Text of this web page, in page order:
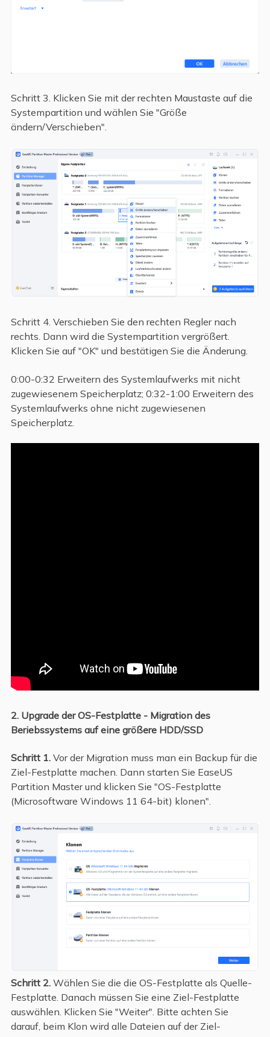
Schritt 3. Klicken Sie mit der rechten Maustaste auf die
Systempartition und wählen Sie "Größe
ändern/Verschieben".
Schritt 4. Verschieben Sie den rechten Regler nach
rechts. Dann wird die Systempartition vergrößert.
Klicken Sie auf "OK" und bestätigen Sie die Änderung.
0:00-0:32 Erweitern des Systemlaufwerks mit nicht
zugewiesenem Speicherplatz; 0:32-1:00 Erweitern des
Systemlaufwerks ohne nicht zugewiesenen
Speicherplatz.
2. Upgrade der OS-Festplatte - Migration des
Beriebssystems auf eine größere HDD/SSD
Schritt 1. Vor der Migration muss man ein Backup für die
Ziel-Festplatte machen. Dann starten Sie EaseUS
Partition Master und klicken Sie "OS-Festplatte
(Microsoftware Windows 11 64-bit) klonen".
Schritt 2. Wählen Sie die die OS-Festplatte als Quelle-
Festplatte. Danach müssen Sie eine Ziel-Festplatte
auswählen. Klicken Sie "Weiter". Bitte achten Sie
darauf, beim Klon wird alle Dateien auf der Ziel-